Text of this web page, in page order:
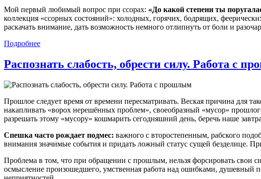
Мой первый любимый вопрос при ссорах: «До какой степени ты
коллекция «ссорных состояний»: холодных, горячих, бодрящих,
раскачать внимание, дать возможность немного отлипнуть от боли и
Подробнее
Распознать слабость, обрести силу. Работа с
Прошлое следует время от времени пересматривать. Веская причина для
накапливать «ворох нерешённых проблем», своеобразный «мусор»
разрешать этому «мусору» кошмарить сегодняшний день, беречь наше
Спешка часто рождает подмес: важного с второстепенным, рабского
внимания значимые события и придать ложный статус сущей безделице.
Проблема в том, что при обращении с прошлым, нельзя форсировать свои
осмысление произошедшего, умственная работа над ошибками, душевный